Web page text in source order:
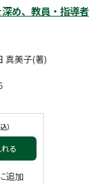
め、教員・指導者
真美子(著)
）
る
追加